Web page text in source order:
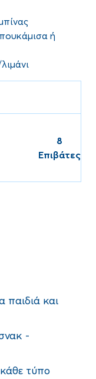
ή
8
Επιβάτες
παιδιά και
-
τύπο